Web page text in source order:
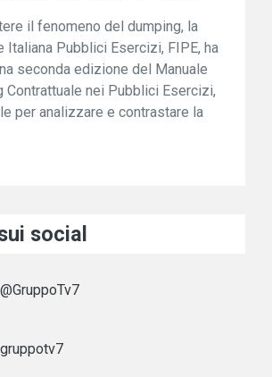
il fenomeno del dumping, la
Italiana Pubblici Esercizi, FIPE, ha
seconda edizione del Manuale
Contrattuale nei Pubblici Esercizi,
per analizzare e contrastare la
social